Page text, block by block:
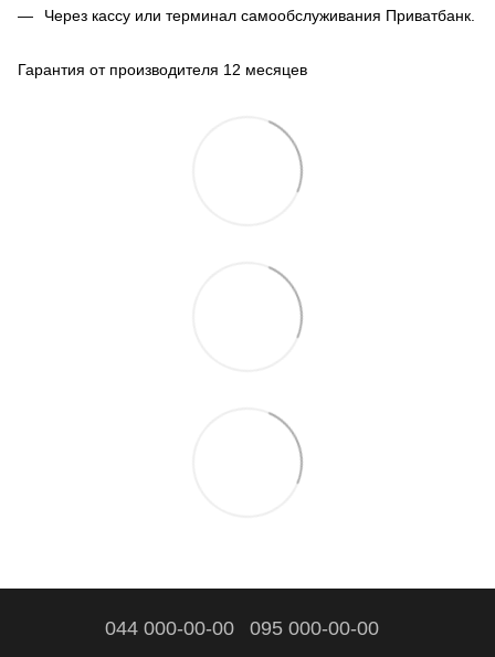
Через кассу или терминал самообслуживания Приватбанк.
Гарантия от производителя 12 месяцев
044 000-00-00 095 000-00-00